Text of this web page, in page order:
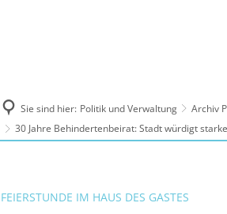
Sie sind hier: Politik und Verwaltung Archiv
30 Jahre Behindertenbeirat: Stadt würdigt
FEIERSTUNDE IM HAUS DES GASTES